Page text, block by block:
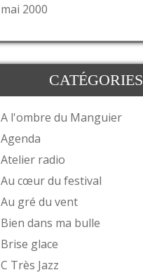
mai 2000
CATÉGORIES
A l'ombre du Manguier
Agenda
Atelier radio
Au cœur du festival
Au gré du vent
Bien dans ma bulle
Brise glace
C Très Jazz